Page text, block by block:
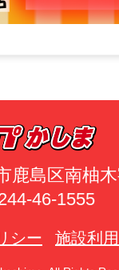
鹿島区南柚
46-1555
シー 施設利